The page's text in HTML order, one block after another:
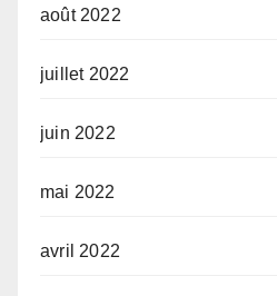
août 2022
juillet 2022
juin 2022
mai 2022
avril 2022